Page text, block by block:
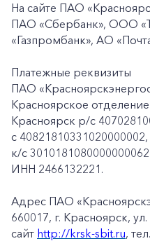
На сайте ПАО
ПАО «Сбербанк», ООО
«Газпромбанк», АО
Платежные реквизиты
ПАО
Красноярское
Красноярск p/c
с
к/c
ИНН 2466132221.
Адрес ПАО
660017, г. Красноярск,
сайт http://krsk-sbit.ru,